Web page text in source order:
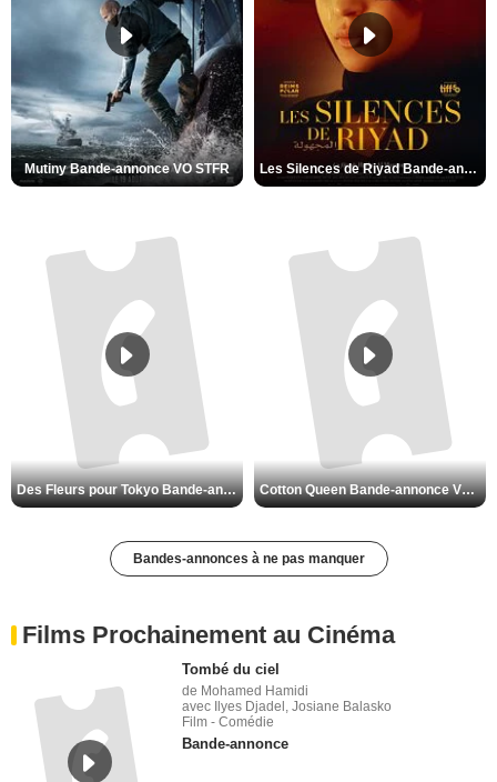
Mutiny Bande-annonce VO STFR Les Silences de Riyad Bande-annonce VO STFR
Des Fleurs pour Tokyo Bande-annonce VO STFR Cotton Queen Bande-annonce VO STFR
Bandes-annonces à ne pas manquer
Films Prochainement au Cinéma
Tombé du ciel
de Mohamed Hamidi
avec Ilyes Djadel, Josiane Balasko
Film - Comédie
Bande-annonce